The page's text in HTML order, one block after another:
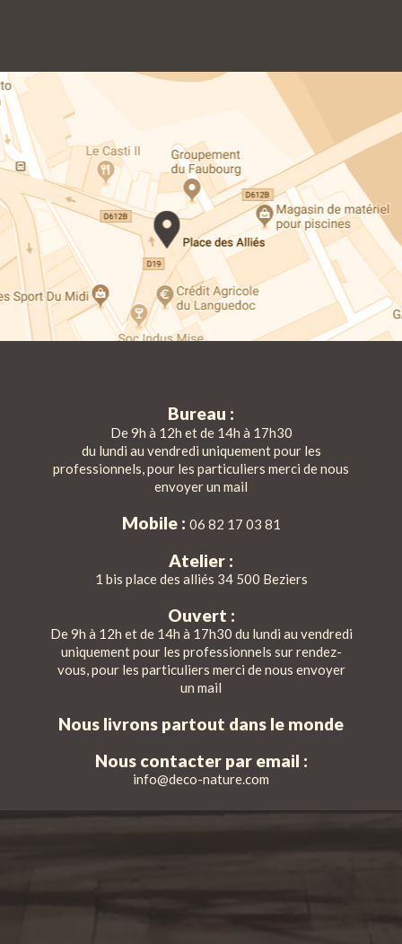
Bureau :
De 9h à 12h et de 14h à 17h30
du lundi au vendredi uniquement pour les
professionnels, pour les particuliers merci de nous
envoyer un mail
Mobile : 06 82 17 03 81
Atelier :
1 bis place des alliés 34 500 Beziers
Ouvert :
De 9h à 12h et de 14h à 17h30 du lundi au vendredi
uniquement pour les professionnels sur rendez-
vous, pour les particuliers merci de nous envoyer
un mail
Nous livrons partout dans le monde
Nous contacter par email :
info@deco-nature.com